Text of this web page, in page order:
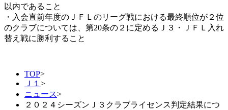
以内であること
・入会直前年度のＪＦＬのリーグ戦における最終順位が２位
のクラブについては、第20条の２に定めるＪ３・ＪＦＬ入れ
替え戦に勝利すること
TOP>
Ｊ１ >
ニュース>
２０２４シーズンＪ３クラブライセンス判定結果につ